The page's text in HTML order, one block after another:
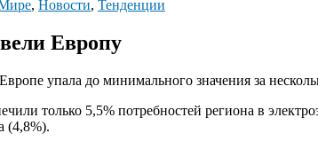
, Новости, Тенденции
Европу
упала до минимального значения за
только 5,5% потребностей региона в
(4,8%).